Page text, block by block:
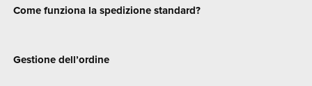
Come funziona la spedizione standard?
Gestione dell’ordine